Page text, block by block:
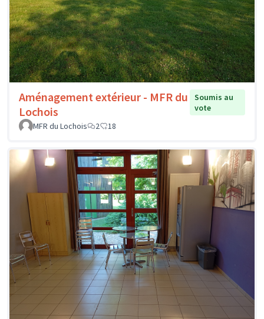
Aménagement extérieur - MFR du
Lochois
Soumis au
vote
MFR du Lochois
2 18